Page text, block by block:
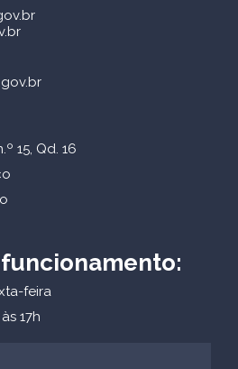
15, Qd. 16
feira
17h